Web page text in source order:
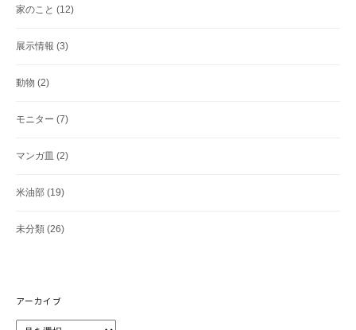
家のこと (12)
展示情報 (3)
動物 (2)
モニター (7)
マンガ皿 (2)
米油部 (19)
未分類 (26)
アーカイブ